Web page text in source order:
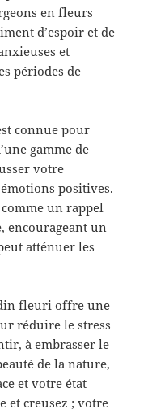
en fleurs
d’espoir et de
et
périodes de
connue pour
gamme de
votre
positives.
un rappel
encourageant un
atténuer les
fleuri offre une
réduire le stress
à embrasser le
de la nature,
et votre état
et creusez ; votre